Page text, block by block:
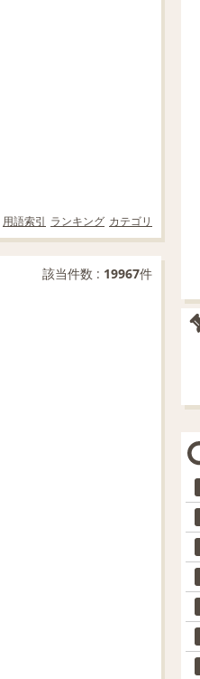
用語索引 ランキング カテゴリ
該当件数 : 19967件